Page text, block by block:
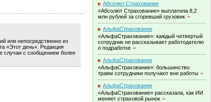
или непосредственно из
«Этот день». Редакция
случаи с сообщением более
Абсолют Страхование
«Абсолют Страхование» выплатила 8,2
млн рублей за сгоревший грузовик
АльфаСтрахование
«АльфаСтрахование»: каждый четвертый
сотрудник не рассказывает работодателю
о подработке
АльфаСтрахование
«АльфаСтрахование»: большинство
травм сотрудники получают вне работы
АльфаСтрахование
«АльфаСтрахование» рассказала, как ИИ
меняет страховой рынок